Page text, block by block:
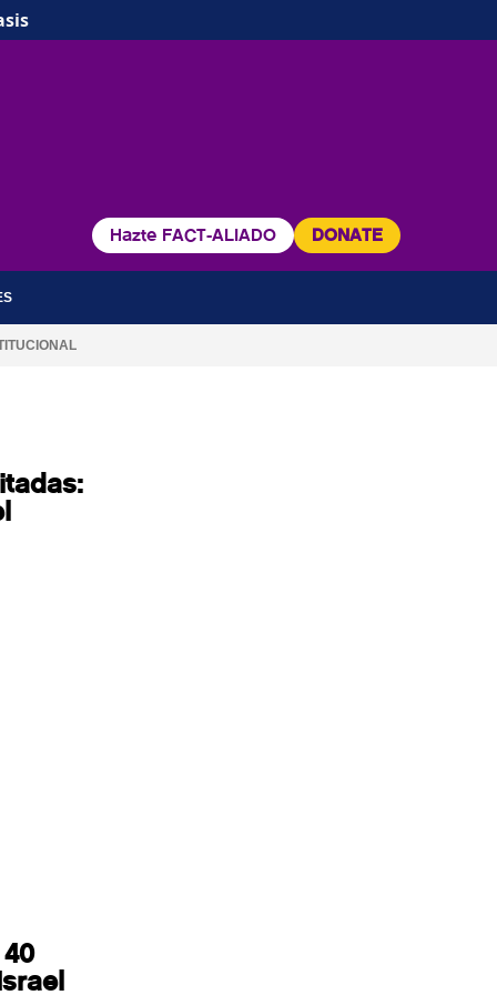
Hazte FACT-ALIADO DONATE